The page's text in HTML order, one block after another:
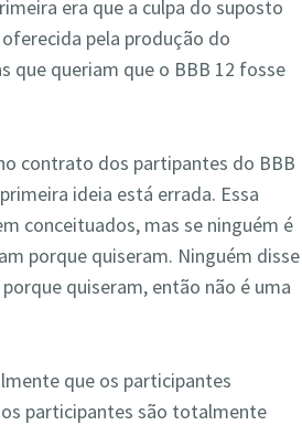
era que a culpa do suposto
pela produção do
que queriam que o BBB 12 fosse
contrato dos partipantes do BBB
ideia está errada. Essa
conceituados, mas se ninguém é
porque quiseram. Ninguém disse
quiseram, então não é uma
que os participantes
os participantes são totalmente